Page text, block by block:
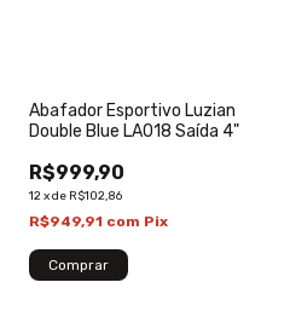
Abafador Esportivo Luzian
Double Blue LA018 Saída 4"
R$999,90
12xde R$102,86
R$949,91 com Pix